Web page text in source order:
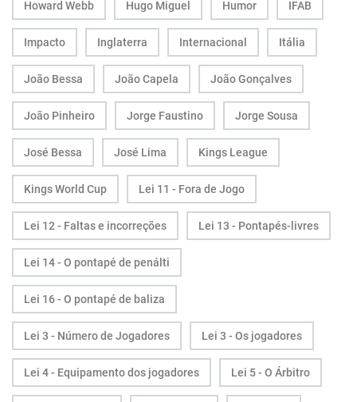
Howard Webb Hugo Miguel Humor IFAB
Impacto Inglaterra Internacional Itália
João Bessa João Capela João Gonçalves
João Pinheiro Jorge Faustino Jorge Sousa
José Bessa José Lima Kings League
Kings World Cup Lei 11 - Fora de Jogo
Lei 12 - Faltas e incorreções Lei 13 - Pontapés-livres
Lei 14 - O pontapé de penálti
Lei 16 - O pontapé de baliza
Lei 3 - Número de Jogadores Lei 3 - Os jogadores
Lei 4 - Equipamento dos jogadores Lei 5 - O Árbitro